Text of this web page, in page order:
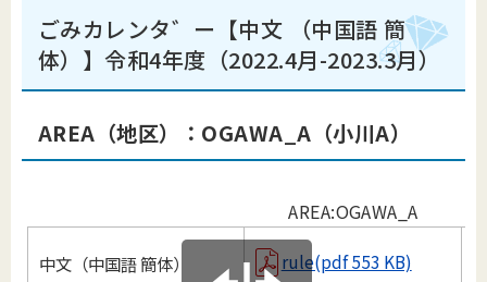
ごみカレンタ゛ー【中文 （中国語 簡
体）】令和4年度（2022.4月-2023.3月）
AREA（地区）：OGAWA _A（小川A）
AREA:OGAWA_A
中文（中国語 簡体） rule(pdf 553 KB)